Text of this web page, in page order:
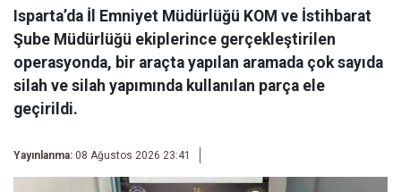
Isparta’da İl Emniyet Müdürlüğü KOM ve İstihbarat
Şube Müdürlüğü ekiplerince gerçekleştirilen
operasyonda, bir araçta yapılan aramada çok sayıda
silah ve silah yapımında kullanılan parça ele
geçirildi.
Yayınlanma: 08 Ağustos 2026 23:41